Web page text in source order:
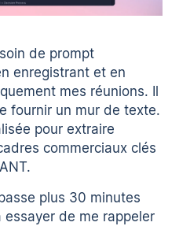
de prompt
enregistrant et en
mes réunions. Il
fournir un mur de texte.
pour extraire
commerciaux clés
plus 30 minutes
essayer de me rappeler